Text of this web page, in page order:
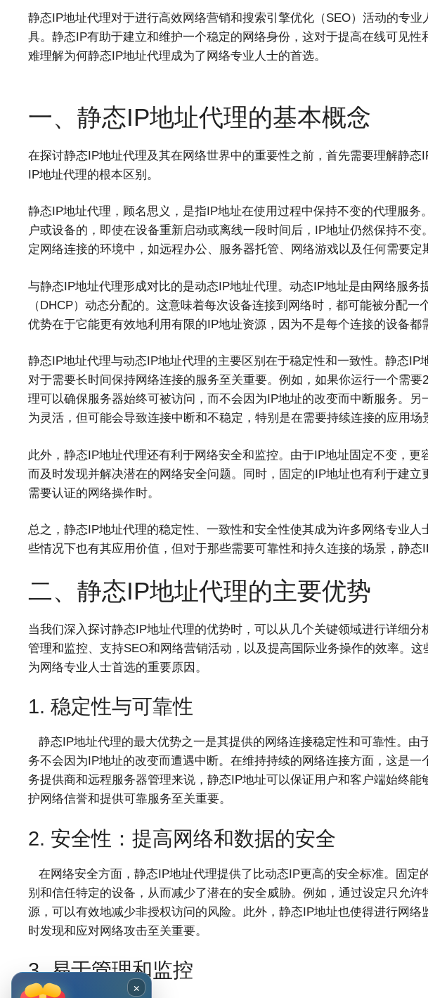
静态IP地址代理对于进行高效网络营销和搜索引擎优化（SEO）活动的专
具。静态IP有助于建立和维护一个稳定的网络身份，这对于提高在线可见性
难理解为何静态IP地址代理成为了网络专业人士的首选。
一、静态IP地址代理的基本概念
在探讨静态IP地址代理及其在网络世界中的重要性之前，首先需要理解静
IP地址代理的根本区别。
静态IP地址代理，顾名思义，是指IP地址在使用过程中保持不变的代理服务
户或设备的，即使在设备重新启动或离线一段时间后，IP地址仍然保持不
定网络连接的环境中，如远程办公、服务器托管、网络游戏以及任何需要定
与静态IP地址代理形成对比的是动态IP地址代理。动态IP地址是由网络服务
（DHCP）动态分配的。这意味着每次设备连接到网络时，都可能被分配
优势在于它能更有效地利用有限的IP地址资源，因为不是每个连接的设备都
静态IP地址代理与动态IP地址代理的主要区别在于稳定性和一致性。静态IP
对于需要长时间保持网络连接的服务至关重要。例如，如果你运行一个需
理可以确保服务器始终可被访问，而不会因为IP地址的改变而中断服务。另
为灵活，但可能会导致连接中断和不稳定，特别是在需要持续连接的应用场
此外，静态IP地址代理还有利于网络安全和监控。由于IP地址固定不变，更
而及时发现并解决潜在的网络安全问题。同时，固定的IP地址也有利于建
需要认证的网络操作时。
总之，静态IP地址代理的稳定性、一致性和安全性使其成为许多网络专业人
些情况下也有其应用价值，但对于那些需要可靠性和持久连接的场景，静态
二、静态IP地址代理的主要优势
当我们深入探讨静态IP地址代理的优势时，可以从几个关键领域进行详细
管理和监控、支持SEO和网络营销活动，以及提高国际业务操作的效率。
为网络专业人士首选的重要原因。
1. 稳定性与可靠性
静态IP地址代理的最大优势之一是其提供的网络连接稳定性和可靠性。由
务不会因为IP地址的改变而遭遇中断。在维持持续的网络连接方面，这是一
务提供商和远程服务器管理来说，静态IP地址可以保证用户和客户端始终能
护网络信誉和提供可靠服务至关重要。
2. 安全性：提高网络和数据的安全
在网络安全方面，静态IP地址代理提供了比动态IP更高的安全标准。固定
别和信任特定的设备，从而减少了潜在的安全威胁。例如，通过设定只允
源，可以有效地减少非授权访问的风险。此外，静态IP地址也使得进行网络
时发现和应对网络攻击至关重要。
3. 易于管理和监控
×